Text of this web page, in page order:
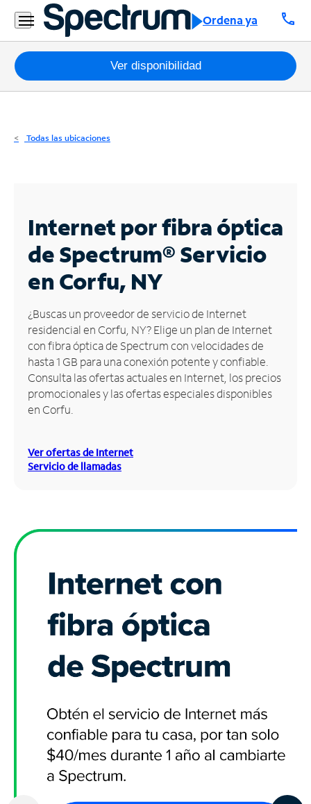
Ordena ya call
Residencial
Business
Paquetes
Internet
Business
Contáctanos
Inglés
Administrar
cuenta
Encuentra
una
tienda
Ver disponibilidad
Todas las ubicaciones
Internet por fibra óptica
de Spectrum®Servicio
en Corfu, NY
¿Buscas un proveedor de servicio de Internet
residencial en Corfu, NY? Elige un plan de Internet
con fibra óptica de Spectrum con velocidades de
hasta 1 GB para una conexión potente y confiable.
Consulta las ofertas actuales en Internet, los precios
promocionales y las ofertas especiales disponibles
en Corfu.
Ver ofertas de Internet
Servicio de llamadas